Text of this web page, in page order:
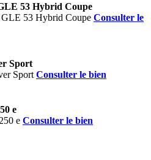
53 Hybrid Coupe
Consulter le
Sport
Consulter le bien
e
Consulter le bien